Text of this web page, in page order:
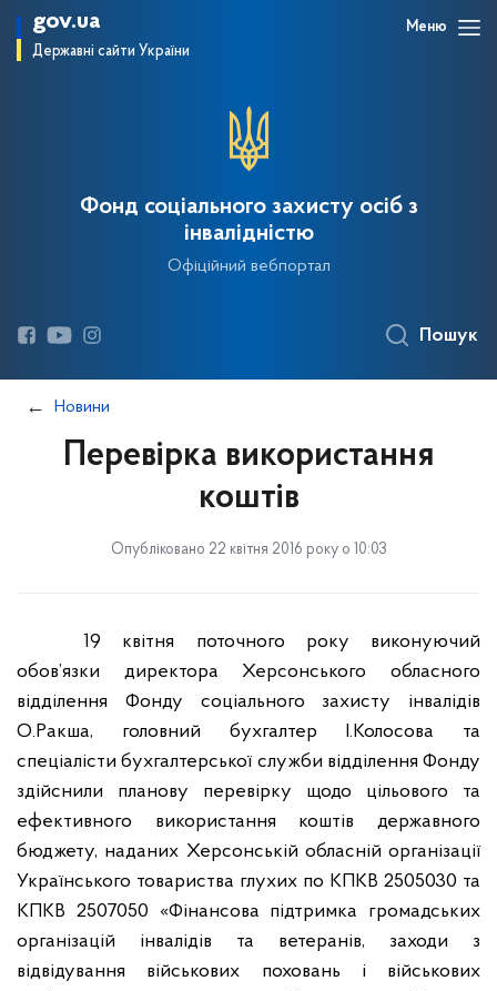
gov.ua
Державні сайти України
Меню
Фонд соціального захисту осіб з
інвалідністю
Офіційний вебпортал
Пошук
Новини
Перевірка використання
коштів
Опубліковано 22 квітня 2016 року о 10:03
19 квітня поточного року виконуючий
обов’язки директора Херсонського обласного
відділення Фонду соціального захисту інвалідів
О.Ракша, головний бухгалтер І.Колосова та
спеціалісти бухгалтерської служби відділення Фонду
здійснили планову перевірку щодо цільового та
ефективного використання коштів державного
бюджету, наданих Херсонській обласній організації
Українського товариства глухих по КПКВ 2505030 та
КПКВ 2507050 «Фінансова підтримка громадських
організацій інвалідів та ветеранів, заходи з
відвідування військових поховань і військових